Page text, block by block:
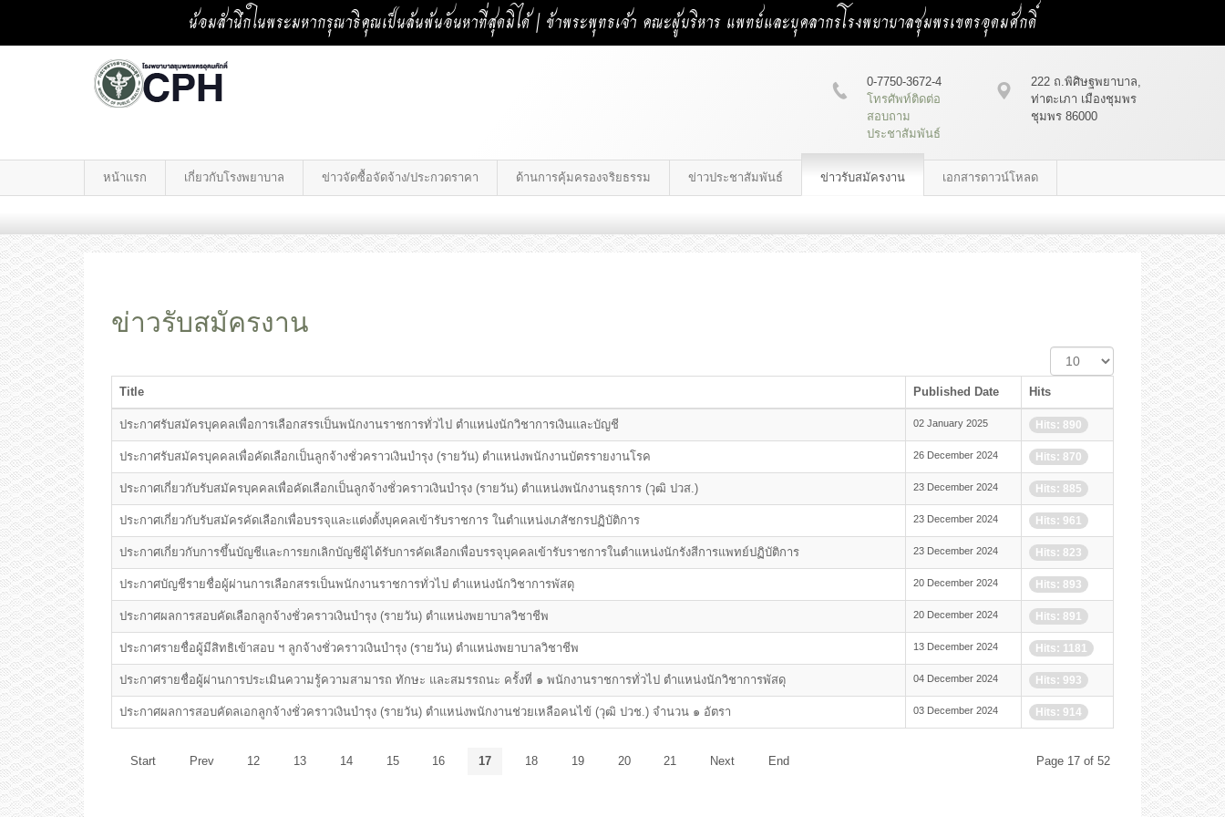
น้อมสำนึกในพระมหากรุณาธิคุณเป็นล้นพ้นอันหาที่สุดมิได้ | ข้าพระพุทธเจ้า คณะผู้บริหาร แพทย์และบุคลากรโรงพยาบาลชุมพรเขตรอุดมศักดิ์
222 ถ.พิศิษฐพยาบาล,
ท่าตะเภา เมืองชุมพร
ชุมพร 86000
0-7750-3672-4
โทรศัพท์ติดต่อ
สอบถาม
ประชาสัมพันธ์
หน้าแรก เกี่ยวกับโรงพยาบาล ข่าวจัดซื้อจัดจ้าง/ประกวดราคา ด้านการคุ้มครองจริยธรรม ข่าวประชาสัมพันธ์ ข่าวรับสมัครงาน เอกสารดาวน์โหลด
ข่าวรับสมัครงาน
Display
#
Title
Published Date Hits
ประกาศรับสมัครบุคคลเพื่อการเลือกสรรเป็นพนักงานราชการทั่วไป ตำแหน่งนักวิชาการเงินและบัญชี 02 January 2025 Hits: 890
ประกาศรับสมัครบุคคลเพื่อคัดเลือกเป็นลูกจ้างชั่วคราวเงินบำรุง (รายวัน) ตำแหน่งพนักงานบัตรรายงานโรค 26 December 2024 Hits: 870
ประกาศเกี่ยวกับรับสมัครบุคคลเพื่อคัดเลือกเป็นลูกจ้างชั่วคราวเงินบำรุง (รายวัน) ตำแหน่งพนักงานธุรการ (วุฒิ ปวส.) 23 December 2024 Hits: 885
ประกาศเกี่ยวกับรับสมัครคัดเลือกเพื่อบรรจุและแต่งตั้งบุคคลเข้ารับราชการ ในตำแหน่งเภสัชกรปฏิบัติการ 23 December 2024 Hits: 961
ประกาศเกี่ยวกับการขึ้นบัญชีและการยกเลิกบัญชีผู้ได้รับการคัดเลือกเพื่อบรรจุบุคคลเข้ารับราชการในตำแหน่งนักรังสีการแพทย์ปฏิบัติการ 23 December 2024 Hits: 823
ประกาศบัญชีรายชื่อผู้ผ่านการเลือกสรรเป็นพนักงานราชการทั่วไป ตำแหน่งนักวิชาการพัสดุ 20 December 2024 Hits: 893
ประกาศผลการสอบคัดเลือกลูกจ้างชั่วคราวเงินบำรุง (รายวัน) ตำแหน่งพยาบาลวิชาชีพ 20 December 2024 Hits: 891
ประกาศรายชื่อผู้มีสิทธิเข้าสอบ ฯ ลูกจ้างชั่วคราวเงินบำรุง (รายวัน) ตำแหน่งพยาบาลวิชาชีพ 13 December 2024 Hits: 1181
ประกาศรายชื่อผู้ผ่านการประเมินความรู้ความสามารถ ทักษะ และสมรรถนะ ครั้งที่ ๑ พนักงานราชการทั่วไป ตำแหน่งนักวิชาการพัสดุ 04 December 2024 Hits: 993
ประกาศผลการสอบคัดลเอกลูกจ้างชั่วคราวเงินบำรุง (รายวัน) ตำแหน่งพนักงานช่วยเหลือคนไข้ (วุฒิ ปวช.) จำนวน ๑ อัตรา 03 December 2024 Hits: 914
Page 17 of 52
Start Prev 12 13 14 15 16 17 18 19 20 21 Next End